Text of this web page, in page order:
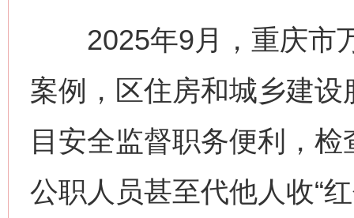
2025年9月，重庆市
案例，区住房和城乡建
目安全监督职务便利，检
公职人员甚至代他人收“